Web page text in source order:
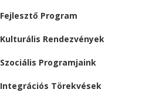
Fejlesztő Program
Kulturális Rendezvények
Szociális Programjaink
Integrációs Törekvések